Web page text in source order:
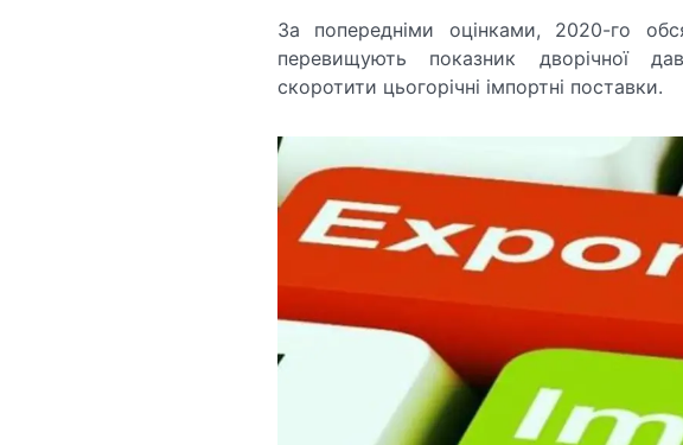
За попередніми оцінками, 2020-го
перевищують показник дворічної
скоротити цьогорічні імпортні поставки.